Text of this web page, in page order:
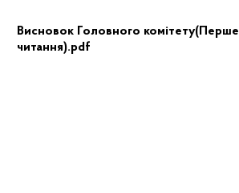
Висновок Головного комітету(Перше
читання).pdf